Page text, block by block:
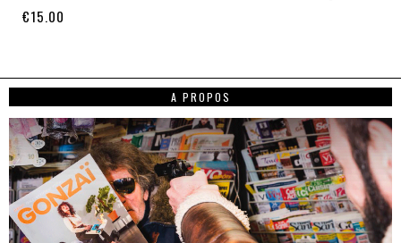
€15.00
A PROPOS